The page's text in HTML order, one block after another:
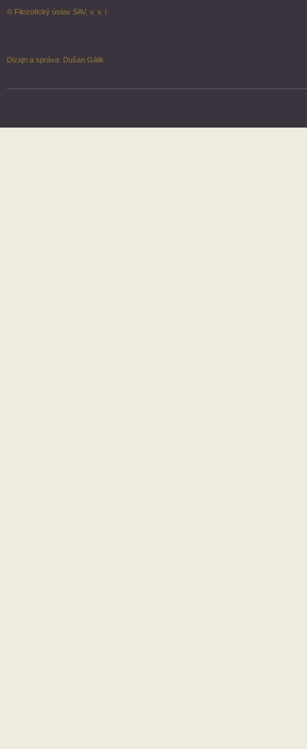
© Filozofický ústav SAV, v. v. i.
Dizajn a správa: Dušan Gálik